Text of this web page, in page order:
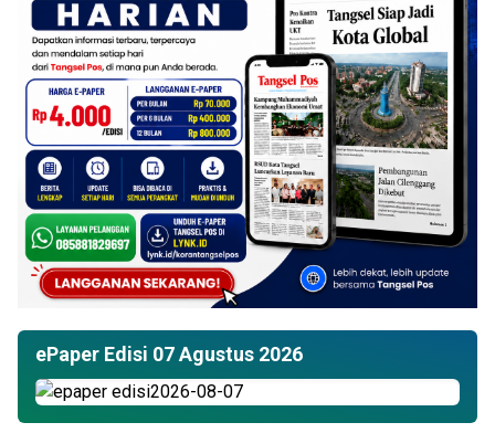
ePaper Edisi 07 Agustus 2026